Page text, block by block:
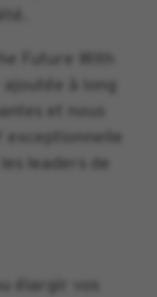
Future With
à long
et nous
exceptionnelle
leaders de
élargir vos